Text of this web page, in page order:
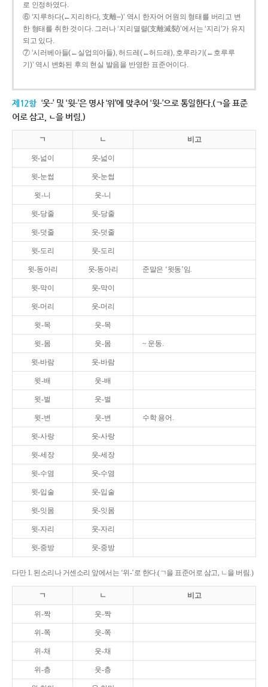
로 인정하였다.
⑥ ‘지루하다(←지리하다, 支離--)’ 역시 한자어 어원의 형태를 버리고 변
한 형태를 취한 것이다. 그러나 ‘지리멸렬(支離滅裂)’에서는 ‘지리’가 유지
되고 있다.
⑦ ‘시러베아들(←실업의아들), 허드레(←허드래), 호루라기(←호루루
기)’ 역시 변화된 후의 현실 발음을 반영한 표준어이다.
제12항 ‘웃-’ 및 ‘윗-’은 명사 ‘위’에 맞추어 ‘윗-’으로 통일한다.(ㄱ을 표준
어로 삼고, ㄴ을 버림.)
ㄱ ㄴ 비고
윗-넓이 웃-넓이
윗-눈썹 웃-눈썹
윗-니 웃-니
윗-당줄 웃-당줄
윗-덧줄 웃-덧줄
윗-도리 웃-도리
윗-동아리 웃-동아리 준말은 ‘윗동’임.
윗-막이 웃-막이
윗-머리 웃-머리
윗-목 웃-목
윗-몸 웃-몸 ~ 운동.
윗-바람 웃-바람
윗-배 웃-배
윗-벌 웃-벌
윗-변 웃-변 수학 용어.
윗-사랑 웃-사랑
윗-세장 웃-세장
윗-수염 웃-수염
윗-입술 웃-입술
윗-잇몸 웃-잇몸
윗-자리 웃-자리
윗-중방 웃-중방
다만 1. 된소리나 거센소리 앞에서는 ‘위-’로 한다.(ㄱ을 표준어로 삼고, ㄴ을 버림.)
ㄱ ㄴ 비고
위-짝 웃-짝
위-쪽 웃-쪽
위-채 웃-채
위-층 웃-층